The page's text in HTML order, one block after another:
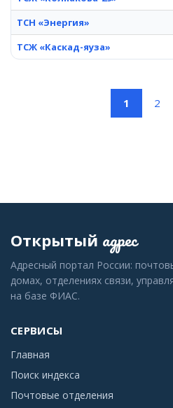
ТСН «Энергия»
ТСЖ «Каскад-яуза»
1 (current)
2
Открытый адрес
Адресный портал России:
домах, отделениях связи,
на базе ФИАС.
СЕРВИСЫ
Главная
Поиск индекса
Почтовые отделения